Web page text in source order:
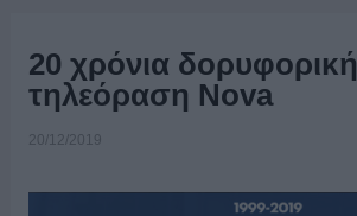
20 χρόνια δορυφορική
τηλεόραση Nova
20/12/2019